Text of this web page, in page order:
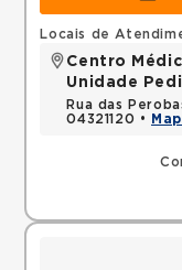
Locais de
Centro
Unidade
Rua das
04321120 •